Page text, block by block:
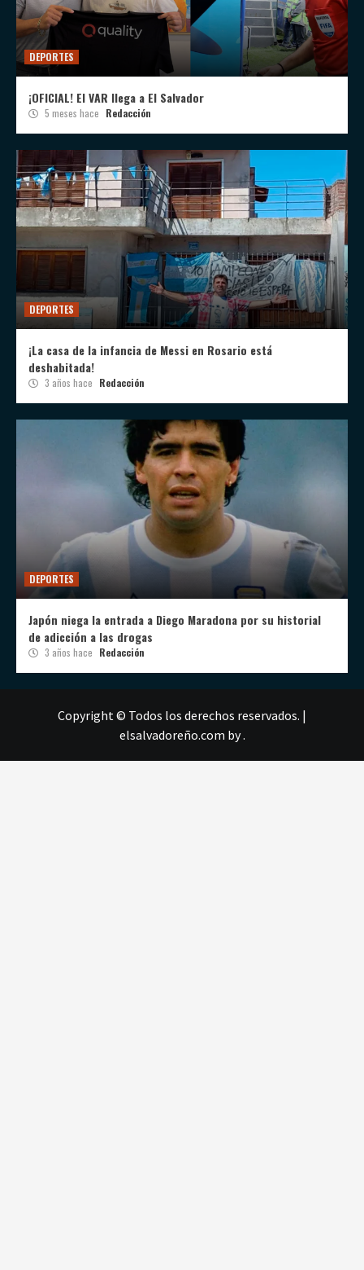
DEPORTES
¡OFICIAL! El VAR llega a El Salvador
5 meses hace Redacción
DEPORTES
¡La casa de la infancia de Messi en Rosario está
deshabitada!
3 años hace Redacción
DEPORTES
Japón niega la entrada a Diego Maradona por su historial
de adicción a las drogas
3 años hace Redacción
Copyright © Todos los derechos reservados. |
elsalvadoreño.com by .